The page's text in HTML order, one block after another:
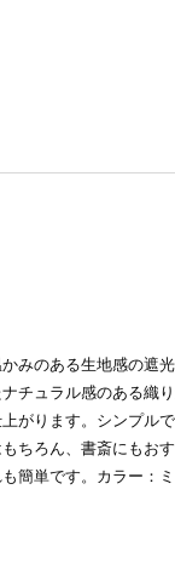
みのある生地感の遮
チュラル感のある織
がります。シンプル
ちろん、書斎にもお
簡単です。カラー：